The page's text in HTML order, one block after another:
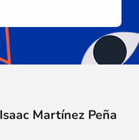
Isaac Martínez Peña